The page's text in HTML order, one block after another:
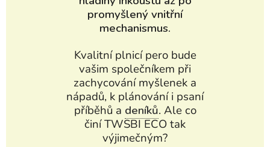
promyšlený vnitřní
mechanismus.
Kvalitní plnicí pero bude
vašim společníkem při
zachycování myšlenek a
nápadů, k plánování i psaní
příběhů a deníků. Ale co
činí TWSBI ECO tak
výjimečným?